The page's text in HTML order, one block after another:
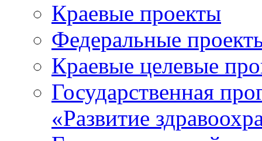
Краевые проекты
Федеральные
Краевые целевые
Государственная
«Развитие